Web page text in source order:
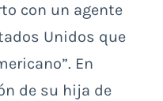
con un agente
Unidos que
En
de su hija de